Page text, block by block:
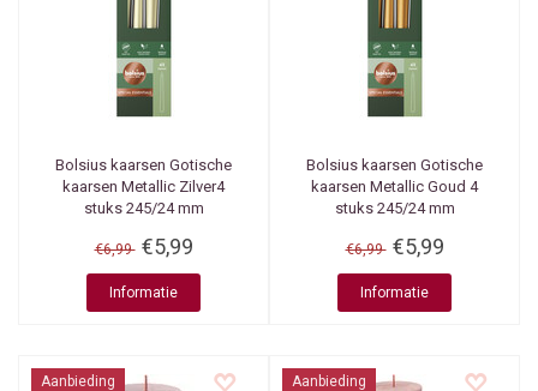
Bolsius kaarsen Gotische
kaarsen Metallic Zilver4
stuks 245/24 mm
€6,99 €5,99
Informatie
Bolsius kaarsen Gotische
kaarsen Metallic Goud 4
stuks 245/24 mm
€6,99 €5,99
Informatie
Aanbieding Aanbieding